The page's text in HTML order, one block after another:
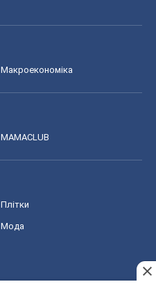
Макроекономіка
MAMACLUB
Плітки
Мода